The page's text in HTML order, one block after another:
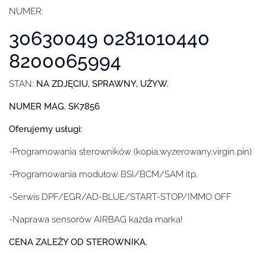
NUMER:
30630049 0281010440
8200065994
STAN: NA ZDJĘCIU, SPRAWNY, UŻYW.
NUMER MAG. SK7856
Oferujemy usługi:
-Programowania sterowników (kopia,wyzerowany,virgin,pin)
-Programowania modułow BSI/BCM/SAM itp.
-Serwis DPF/EGR/AD-BLUE/START-STOP/IMMO OFF
-Naprawa sensorów AIRBAG każda marka!
CENA ZALEŻY OD STEROWNIKA.